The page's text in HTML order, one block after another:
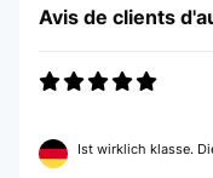
Avis de clients
Ist wirklich klasse.